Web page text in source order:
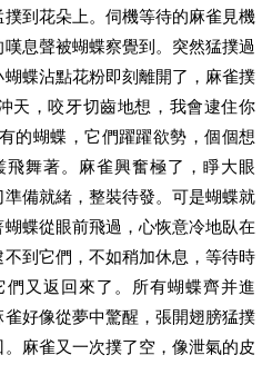
到花朵上。伺機等待的麻雀見機
息聲被蝴蝶察覺到。突然猛撲過
蝶沾點花粉即刻離開了，麻雀撲
天，咬牙切齒地想，我會逮住你
的蝴蝶，它們躍躍欲勢，個個想
舞著。麻雀興奮極了，睜大眼
備就緒，整裝待發。可是蝴蝶就
蝶從眼前飛過，心恢意冷地臥在
到它們，不如稍加休息，等待時
又返回來了。所有蝴蝶齊并進
好像從夢中驚醒，張開翅膀猛撲
麻雀又一次撲了空，像泄氣的皮